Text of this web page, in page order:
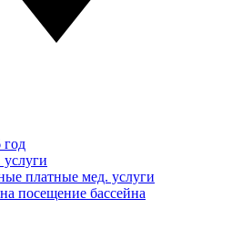
платные мед. услуги
посещение бассейна